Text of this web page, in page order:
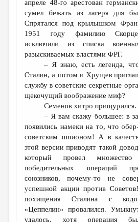
апреле 48-го арестован
сумел бежать из лагеря для
Спрятался под крылышком
1951 году фамилию
исключили из списка
разыскиваемых властями ФРГ.
– Я знаю, есть легенда,
Сталин, а потом и Хрущев
службу в советские секретные
щекочущий воображение миф?
Семенов хитро прищурился.
– Я вам скажу большее: в
появились намеки на то, что
советским шпионом! А в
этой версии приводят такой
который провел
победительных операций
союзников, почему-то не
успешной акции против
похищения Сталина с
«Цеппелин» провалился.
удалось, хотя операция